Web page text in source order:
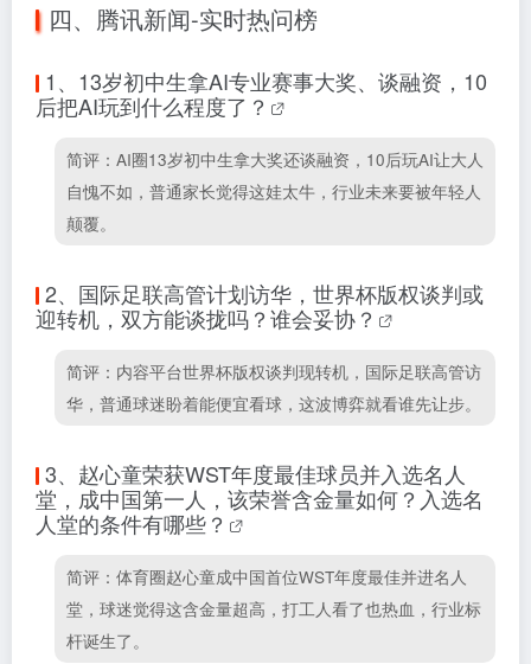
四、腾讯新闻-实时热问榜
1、 13岁初中生拿AI专业赛事大奖、谈融资，10
后把AI玩到什么程度了？
简评：AI圈13岁初中生拿大奖还谈融资，10后玩AI让大人
自愧不如，普通家长觉得这娃太牛，行业未来要被年轻人
颠覆。
2、 国际足联高管计划访华，世界杯版权谈判或
迎转机，双方能谈拢吗？谁会妥协？
简评：内容平台世界杯版权谈判现转机，国际足联高管访
华，普通球迷盼着能便宜看球，这波博弈就看谁先让步。
3、 赵心童荣获WST年度最佳球员并入选名人
堂，成中国第一人，该荣誉含金量如何？入选名
人堂的条件有哪些？
简评：体育圈赵心童成中国首位WST年度最佳并进名人
堂，球迷觉得这含金量超高，打工人看了也热血，行业标
杆诞生了。